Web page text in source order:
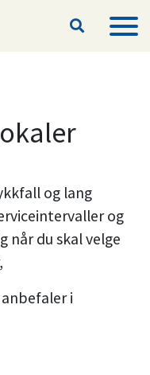
og lang
og
når du skal velge
i